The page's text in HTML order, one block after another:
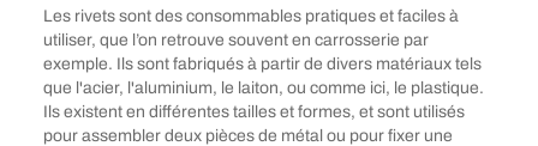
Les rivets sont des consommables pratiques et faciles à
utiliser, que l’on retrouve souvent en carrosserie par
exemple. Ils sont fabriqués à partir de divers matériaux tels
que l'acier, l'aluminium, le laiton, ou comme ici, le plastique.
Ils existent en différentes tailles et formes, et sont utilisés
pour assembler deux pièces de métal ou pour fixer une